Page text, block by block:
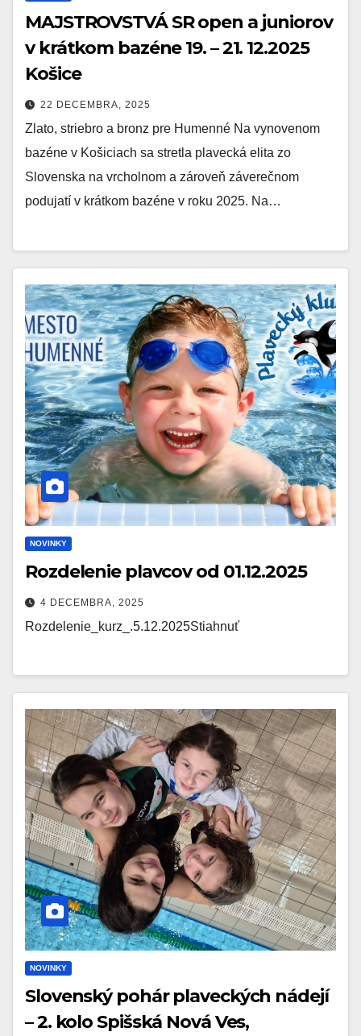
MAJSTROVSTVÁ SR open a juniorov
v krátkom bazéne 19. – 21. 12.2025
Košice
22 DECEMBRA, 2025
Zlato, striebro a bronz pre Humenné Na vynovenom
bazéne v Košiciach sa stretla plavecká elita zo
Slovenska na vrcholnom a zároveň záverečnom
podujatí v krátkom bazéne v roku 2025. Na…
NOVINKY
Rozdelenie plavcov od 01.12.2025
4 DECEMBRA, 2025
Rozdelenie_kurz_.5.12.2025Stiahnuť
NOVINKY
Slovenský pohár plaveckých nádejí
– 2. kolo Spišská Nová Ves,